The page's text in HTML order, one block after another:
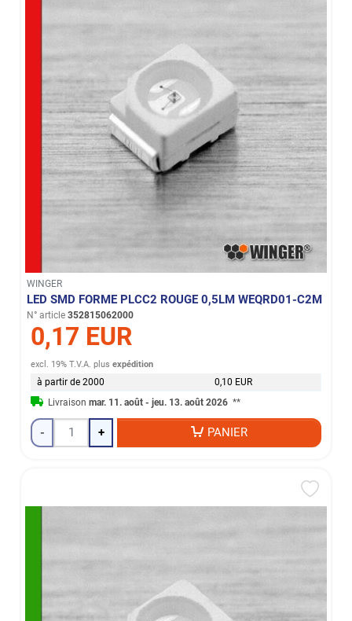
WINGER
LED SMD FORME PLCC2 ROUGE 0,5LM WEQRD01-C2M
N° article 352815062000
0,17 EUR
excl. 19% T.V.A. plusexpédition
à partir de 2000
0,10 EUR
Livraisonmar. 11. août - jeu. 13. août 2026 **
- + PANIER